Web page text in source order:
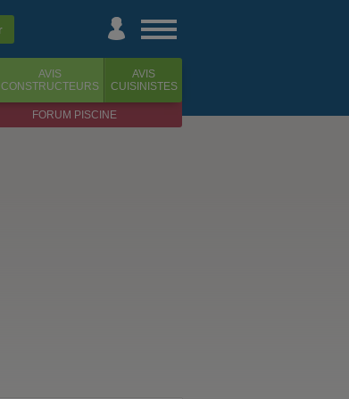
AVIS
CONSTRUCTEURS
AVIS
CUISINISTES
FORUM PISCINE